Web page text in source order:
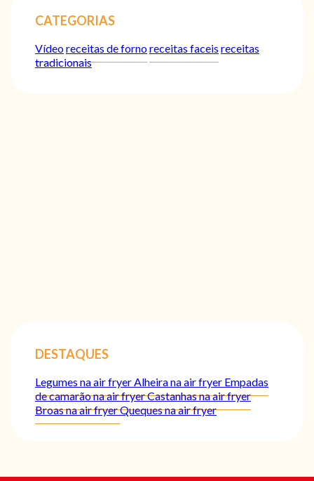
CATEGORIAS
Vídeoreceitas de fornoreceitas faceis receitas
tradicionais
DESTAQUES
Legumes na air fryerAlheira na air fryer Empadas
de camarão na air fryerCastanhas na air fryer
Broas na air fryerQueques na air fryer